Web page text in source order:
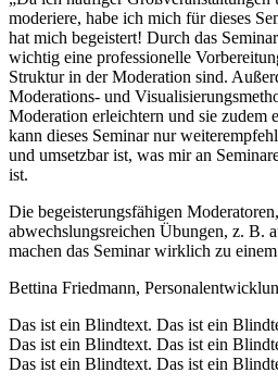
moderiere, habe ich mich für dieses
hat mich begeistert! Durch das
wichtig eine professionelle
Struktur in der Moderation sind.
Moderations- und
Moderation erleichtern und sie zudem
kann dieses Seminar nur
und umsetzbar ist, was mir an
ist.
Die begeisterungsfähigen
abwechslungsreichen Übungen, z. B.
machen das Seminar wirklich zu
Bettina Friedmann,
Das ist ein Blindtext. Das ist ein
Das ist ein Blindtext. Das ist ein
Das ist ein Blindtext. Das ist ein